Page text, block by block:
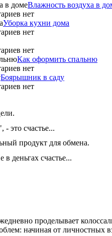
Влажность воздуха в
нет
Уборка кухни дома
нет
нет
Как оформить спальню
нет
Боярышник в саду
нет
- это счастье...
продукт для обмена.
в деньгах счастье...
проделывает
начиная от личностных